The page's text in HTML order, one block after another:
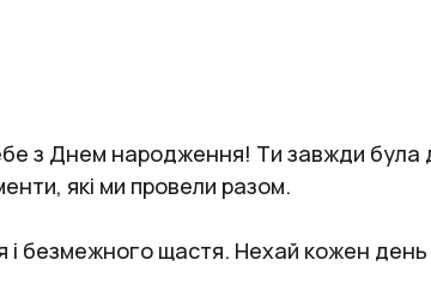
з Днем народження! Ти завжди
які ми провели разом.
безмежного щастя. Нехай кожен день